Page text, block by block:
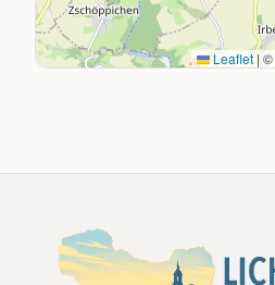
Leaflet | ©